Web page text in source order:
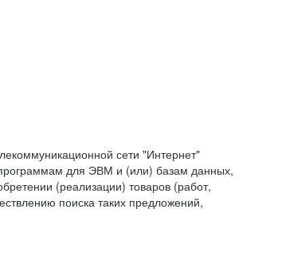
сети "Интернет"
для ЭВМ и (или) базам данных,
(реализации) товаров (работ,
поиска таких предложений,